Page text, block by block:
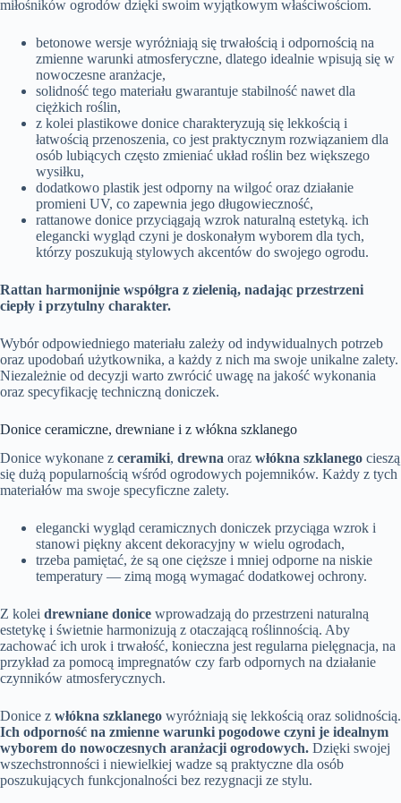
miłośników ogrodów dzięki swoim wyjątkowym właściwościom.
betonowe wersje wyróżniają się trwałością i odpornością na
zmienne warunki atmosferyczne, dlatego idealnie wpisują się w
nowoczesne aranżacje,
solidność tego materiału gwarantuje stabilność nawet dla
ciężkich roślin,
z kolei plastikowe donice charakteryzują się lekkością i
łatwością przenoszenia, co jest praktycznym rozwiązaniem dla
osób lubiących często zmieniać układ roślin bez większego
wysiłku,
dodatkowo plastik jest odporny na wilgoć oraz działanie
promieni UV, co zapewnia jego długowieczność,
rattanowe donice przyciągają wzrok naturalną estetyką. ich
elegancki wygląd czyni je doskonałym wyborem dla tych,
którzy poszukują stylowych akcentów do swojego ogrodu.
Rattan harmonijnie współgra z zielenią, nadając przestrzeni
ciepły i przytulny charakter.
Wybór odpowiedniego materiału zależy od indywidualnych potrzeb
oraz upodobań użytkownika, a każdy z nich ma swoje unikalne zalety.
Niezależnie od decyzji warto zwrócić uwagę na jakość wykonania
oraz specyfikację techniczną doniczek.
Donice ceramiczne, drewniane i z włókna szklanego
Donice wykonane z ceramiki, drewna oraz włókna szklanego cieszą
się dużą popularnością wśród ogrodowych pojemników. Każdy z tych
materiałów ma swoje specyficzne zalety.
elegancki wygląd ceramicznych doniczek przyciąga wzrok i
stanowi piękny akcent dekoracyjny w wielu ogrodach,
trzeba pamiętać, że są one cięższe i mniej odporne na niskie
temperatury — zimą mogą wymagać dodatkowej ochrony.
Z kolei drewniane donice wprowadzają do przestrzeni naturalną
estetykę i świetnie harmonizują z otaczającą roślinnością. Aby
zachować ich urok i trwałość, konieczna jest regularna pielęgnacja, na
przykład za pomocą impregnatów czy farb odpornych na działanie
czynników atmosferycznych.
Donice z włókna szklanego wyróżniają się lekkością oraz solidnością.
Ich odporność na zmienne warunki pogodowe czyni je idealnym
wyborem do nowoczesnych aranżacji ogrodowych. Dzięki swojej
wszechstronności i niewielkiej wadze są praktyczne dla osób
poszukujących funkcjonalności bez rezygnacji ze stylu.